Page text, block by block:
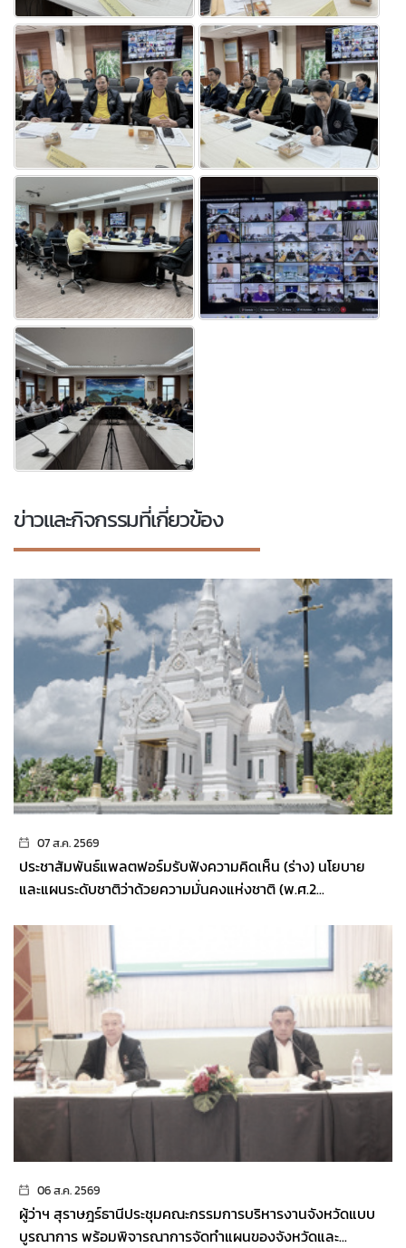
ข่าวและกิจกรรมที่เกี่ยวข้อง
07 ส.ค. 2569
ประชาสัมพันธ์แพลตฟอร์มรับฟังความคิดเห็น (ร่าง) นโยบาย
และแผนระดับชาติว่าด้วยความมั่นคงแห่งชาติ (พ.ศ.2...
06 ส.ค. 2569
ผู้ว่าฯ สุราษฎร์ธานีประชุมคณะกรรมการบริหารงานจังหวัดแบบ
บูรณาการ พร้อมพิจารณาการจัดทำแผนของจังหวัดและ...